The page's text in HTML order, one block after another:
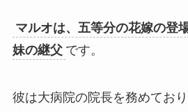
マルオは、五等分の花嫁の登
妹の継父 です。
彼は大病院の院長を務めてお